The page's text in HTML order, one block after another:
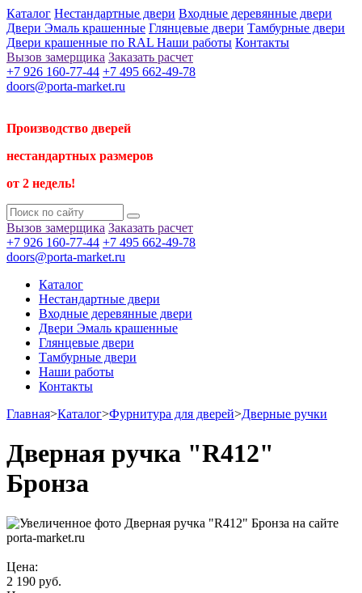
Каталог Нестандартные двери Входные деревянные двери
Двери Эмаль крашенные Глянцевые двери Тамбурные двери
Двери крашенные по RAL Наши работы Контакты
Вызов замерщика Заказать расчет
+7 926 160-77-44 +7 495 662-49-78
doors@porta-market.ru
Производство дверей
нестандартных размеров
от 2 недель!
Вызов замерщика Заказать расчет
+7 926 160-77-44 +7 495 662-49-78
doors@porta-market.ru
Каталог
Нестандартные двери
Входные деревянные двери
Двери Эмаль крашенные
Глянцевые двери
Тамбурные двери
Наши работы
Контакты
Главная>Каталог>Фурнитура для дверей>Дверные ручки
Дверная ручка "R412"
Бронза
Цена:
2 190 руб.